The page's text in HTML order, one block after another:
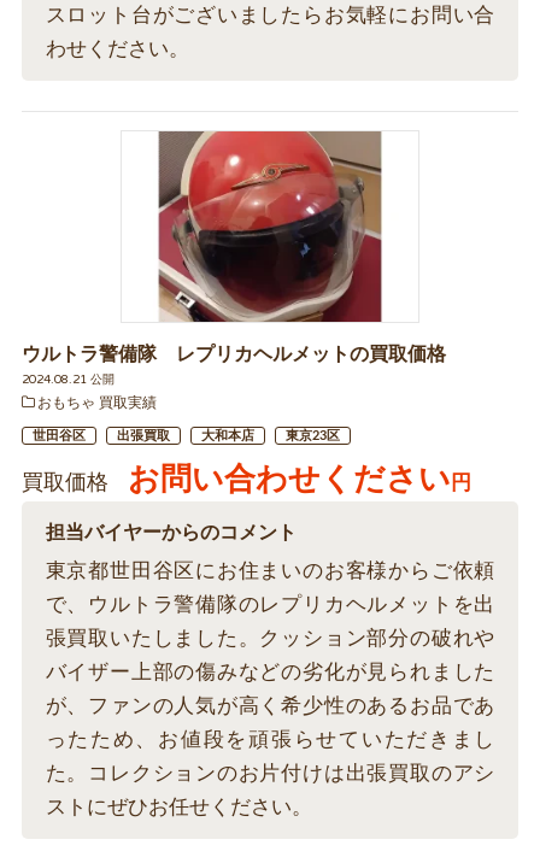
スロット台がございましたらお気軽にお問い合
わせください。
ウルトラ警備隊 レプリカヘルメットの買取価格
2024.08.21 公開
おもちゃ 買取実績
世田谷区 出張買取 大和本店 東京23区
買取価格 お問い合わせください 円
担当バイヤーからのコメント
東京都世田谷区にお住まいのお客様からご依頼
で、ウルトラ警備隊のレプリカヘルメットを出
張買取いたしました。クッション部分の破れや
バイザー上部の傷みなどの劣化が見られました
が、ファンの人気が高く希少性のあるお品であ
ったため、お値段を頑張らせていただきまし
た。コレクションのお片付けは出張買取のアシ
ストにぜひお任せください。